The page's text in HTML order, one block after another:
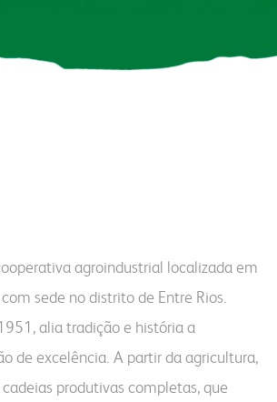
certificações
transportes
contatos
agroindustrial localizada em
sede no distrito de Entre Rios.
alia tradição e história a
de excelência. A partir da agricultura,
produtivas completas, que